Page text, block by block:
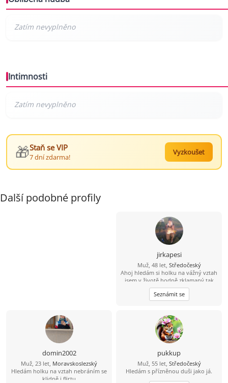
Intimnosti
🎁Staň se VIP
7 dní zdarma!
Vyzkoušet
Další podobné profily
jirkapesi
Muž, 48 let, Středočeský
Ahoj hledám si holku na vážný vztah
jsem v životě hodně zklamaný tak
doufám že si zde holku najdu.
Pokud se budu líbit nějaké holce tak
tady je moje číslo 704 124183 můžete
Seznámit se
domin2002
Muž, 23 let, Moravskoslezský
Hledám holku na vztah nebráním se
klidně i flirtu
pukkup
Muž, 55 let, Středočeský
Hledám s přízněnou duši jako já.